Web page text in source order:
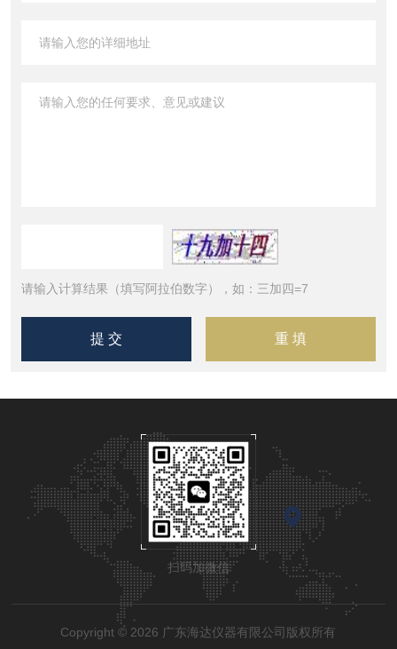
请输入计算结果（填写阿拉伯数字），如：三加四=7
扫码加微信
Copyright © 2026 广东海达仪器有限公司版权所有